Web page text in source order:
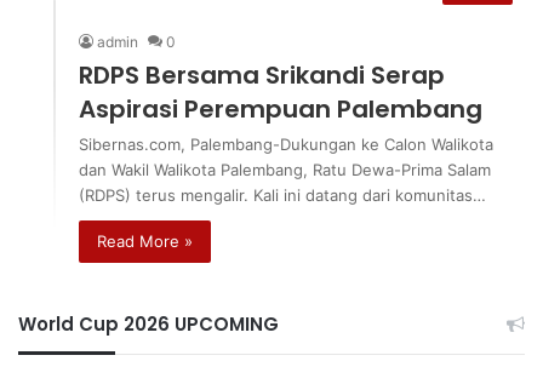
admin 0
RDPS Bersama Srikandi Serap
Aspirasi Perempuan Palembang
Sibernas.com, Palembang-Dukungan ke Calon Walikota
dan Wakil Walikota Palembang, Ratu Dewa-Prima Salam
(RDPS) terus mengalir. Kali ini datang dari komunitas…
Read More »
World Cup 2026 UPCOMING